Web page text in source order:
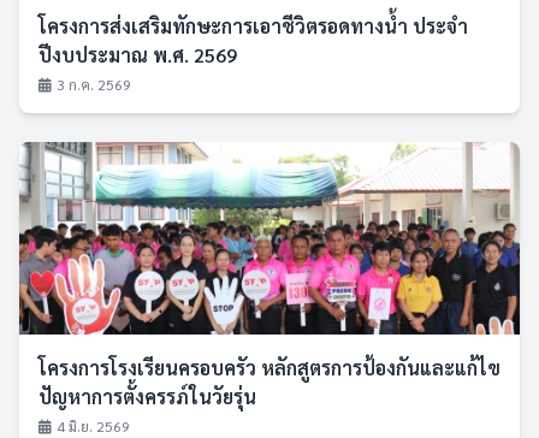
โครงการส่งเสริมทักษะการเอาชีวิตรอดทางน้ำ ประจำ
ปีงบประมาณ พ.ศ. 2569
3 ก.ค. 2569
โครงการโรงเรียนครอบครัว หลักสูตรการป้องกันและแก้ไข
ปัญหาการตั้งครรภ์ในวัยรุ่น
4 มิ.ย. 2569